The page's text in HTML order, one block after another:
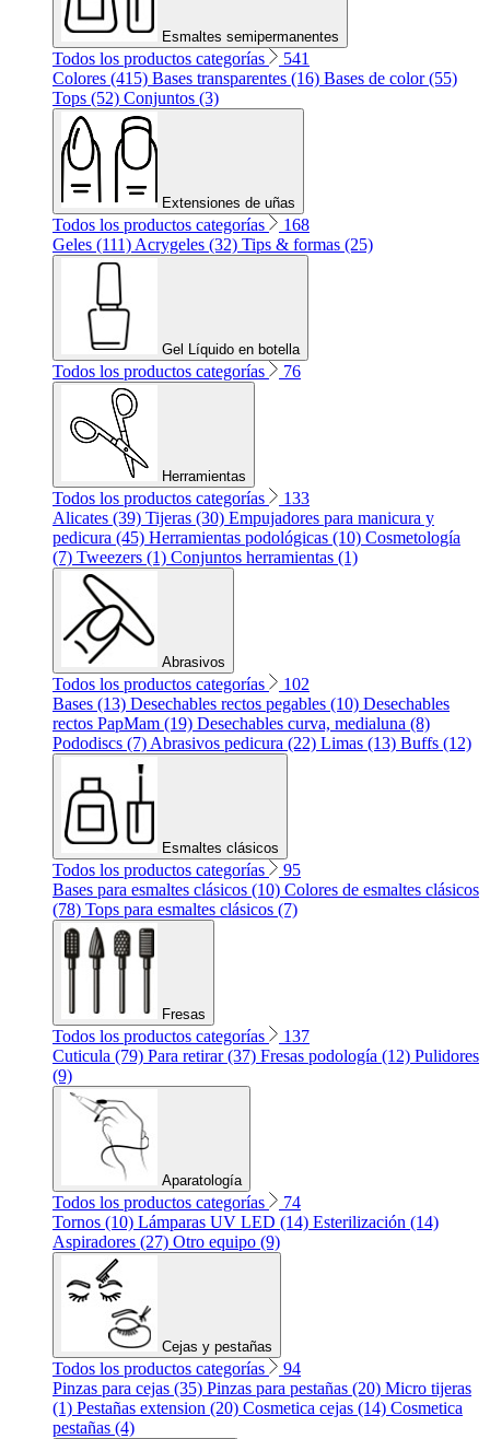
Esmaltes semipermanentes
Todos los productos categorías
541
Colores (415) Bases transparentes (16) Bases de color (55)
Tops (52) Conjuntos (3)
Extensiones de uñas
Todos los productos categorías
168
Geles (111) Acrygeles (32) Tips & formas (25)
Gel Líquido en botella
Todos los productos categorías 76
Herramientas
Todos los productos categorías
133
Alicates (39) Tijeras (30) Empujadores para manicura y
pedicura (45) Herramientas podológicas (10) Cosmetología
(7) Tweezers (1) Conjuntos herramientas (1)
Abrasivos
Todos los productos categorías
102
Bases (13) Desechables rectos pegables (10) Desechables
rectos PapMam (19) Desechables curva, medialuna (8)
Pododiscs (7) Abrasivos pedicura (22) Limas (13) Buffs (12)
Esmaltes clásicos
Todos los productos categorías
95
Bases para esmaltes clásicos (10) Colores de esmaltes clásicos
(78) Tops para esmaltes clásicos (7)
Fresas
Todos los productos categorías
137
Cuticula (79) Para retirar (37) Fresas podología (12) Pulidores
(9)
Aparatología
Todos los productos categorías
74
Tornos (10) Lámparas UV LED (14) Esterilización (14)
Aspiradores (27) Otro equipo (9)
Cejas y pestañas
Todos los productos categorías
94
Pinzas para cejas (35) Pinzas para pestañas (20) Micro tijeras
(1) Pestañas extension (20) Cosmetica cejas (14) Cosmetica
pestañas (4)